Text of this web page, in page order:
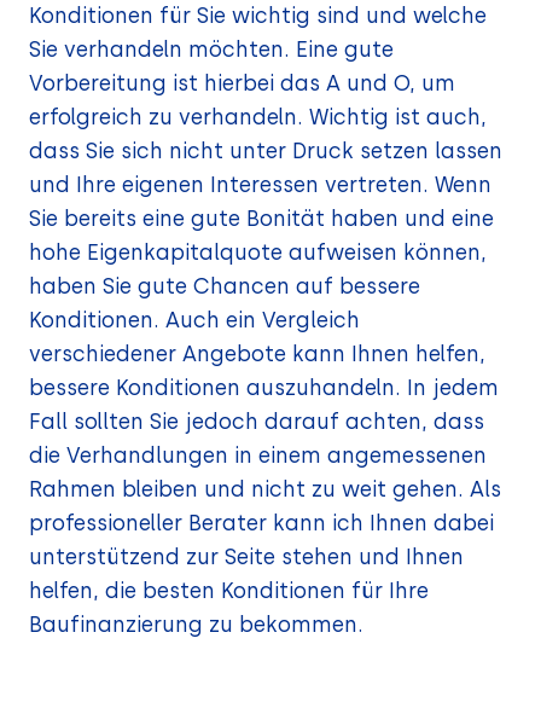
Konditionen für Sie wichtig sind und welche
Sie verhandeln möchten. Eine gute
Vorbereitung ist hierbei das A und O, um
erfolgreich zu verhandeln. Wichtig ist auch,
dass Sie sich nicht unter Druck setzen lassen
und Ihre eigenen Interessen vertreten. Wenn
Sie bereits eine gute Bonität haben und eine
hohe Eigenkapitalquote aufweisen können,
haben Sie gute Chancen auf bessere
Konditionen. Auch ein Vergleich
verschiedener Angebote kann Ihnen helfen,
bessere Konditionen auszuhandeln. In jedem
Fall sollten Sie jedoch darauf achten, dass
die Verhandlungen in einem angemessenen
Rahmen bleiben und nicht zu weit gehen. Als
professioneller Berater kann ich Ihnen dabei
unterstützend zur Seite stehen und Ihnen
helfen, die besten Konditionen für Ihre
Baufinanzierung zu bekommen.